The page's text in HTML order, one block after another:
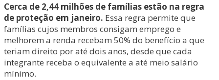
Cerca de 2,44 milhões de famílias estão na regra
de proteção em janeiro. Essa regra permite que
famílias cujos membros consigam emprego e
melhorem a renda recebam 50% do benefício a que
teriam direito por até dois anos, desde que cada
integrante receba o equivalente a até meio salário
mínimo.